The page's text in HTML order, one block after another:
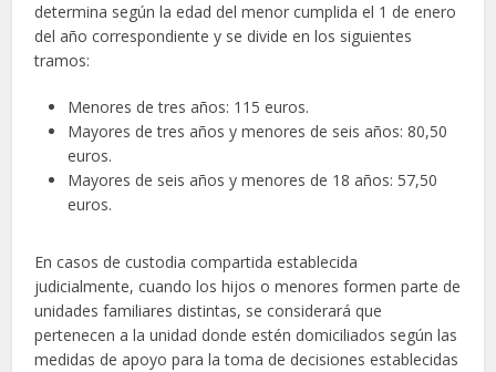
determina según la edad del menor cumplida el 1 de enero
del año correspondiente y se divide en los siguientes
tramos:
Menores de tres años: 115 euros.
Mayores de tres años y menores de seis años: 80,50
euros.
Mayores de seis años y menores de 18 años: 57,50
euros.
En casos de custodia compartida establecida
judicialmente, cuando los hijos o menores formen parte de
unidades familiares distintas, se considerará que
pertenecen a la unidad donde estén domiciliados según las
medidas de apoyo para la toma de decisiones establecidas